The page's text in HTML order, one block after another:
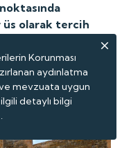
üs olarak tercih
Turizm
ile tarih gün
Korunması
aydınlatma
mevzuata uygun
detaylı bilgi
.